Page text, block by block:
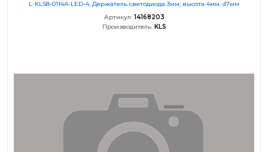
L-KLS8-0114A-LED-4, Держатель светодиода 3мм, высота 4мм, d7мм
Артикул: 14168203
Производитель: KLS